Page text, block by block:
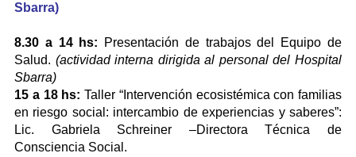
Sbarra)
8.30 a 14 hs:
Presentación de trabajos del Equipo de
Salud. (actividad interna dirigida al personal del Hospital
Sbarra)
15 a 18 hs: Taller “Intervención ecosistémica con familias
en riesgo social: intercambio de experiencias y saberes”:
Lic. Gabriela Schreiner –Directora Técnica de
Consciencia Social.